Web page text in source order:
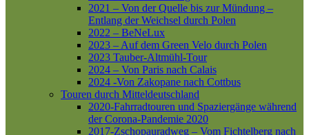
2021 – Von der Quelle bis zur Mündung –
Entlang der Weichsel durch Polen
2022 – BeNeLux
2023 – Auf dem Green Velo durch Polen
2023 Tauber-Altmühl-Tour
2024 – Von Paris nach Calais
2024 -Von Zakopane nach Cottbus
Touren durch Mitteldeutschland
2020-Fahrradtouren und Spaziergänge während
der Corona-Pandemie 2020
2017-Zschopauradweg – Vom Fichtelberg nach